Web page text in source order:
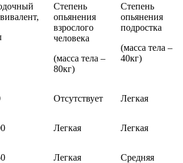
Степень
опьянения
взрослого
человека
(масса тела –
80кг)
Степень
опьянения
подростка
(масса тела –
40кг)
Отсутствует Легкая
Легкая Легкая
Легкая Средняя